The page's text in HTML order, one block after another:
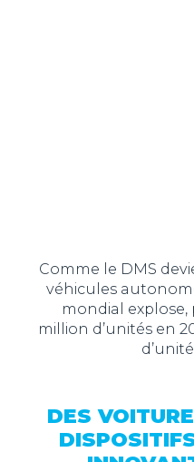
Comme le DMS
véhicules
mondial explose,
million d’unités en
DES